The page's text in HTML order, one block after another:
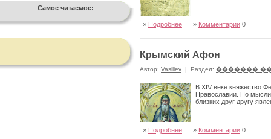
Самое читаемое:
» Подробнее » Комментарии 0
Крымский Афон
Автор: Vasiliev | Раздел: �������
В XIV веке княжество
Православии. По
близких друг другу
» Подробнее » Комментарии 0